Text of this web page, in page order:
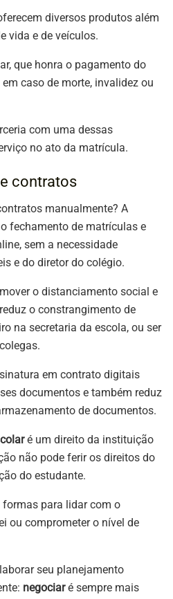
diversos produtos além
vida e de veículos.
que honra o pagamento do
caso de morte, invalidez ou
com uma dessas
no ato da matrícula.
contratos
manualmente? A
fechamento de matrículas e
sem a necessidade
e do diretor do colégio.
o distanciamento social e
o constrangimento de
na secretaria da escola, ou ser
em contrato digitais
documentos e também reduz
de documentos.
é um direito da instituição
não pode ferir os direitos do
do estudante.
para lidar com o
ou comprometer o nível de
seu planejamento
negociaré sempre mais